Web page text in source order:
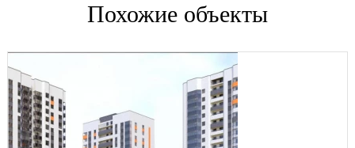
Похожие объекты